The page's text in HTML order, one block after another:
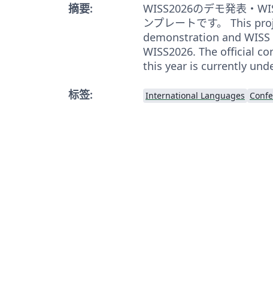
摘要:
WISS2026のデモ発表・
ンプレートです。 This
demonstration and
WISS2026. The official
this year is currently
标签:
International Languages